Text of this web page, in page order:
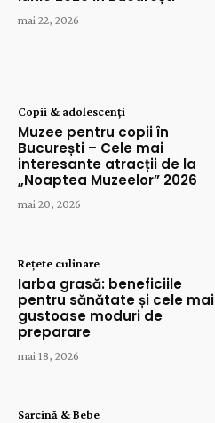
mai 22, 2026
Copii & adolescenți
Muzee pentru copii în
București – Cele mai
interesante atracții de la
„Noaptea Muzeelor” 2026
mai 20, 2026
Rețete culinare
Iarba grasă: beneficiile
pentru sănătate și cele mai
gustoase moduri de
preparare
mai 18, 2026
Sarcină & Bebe